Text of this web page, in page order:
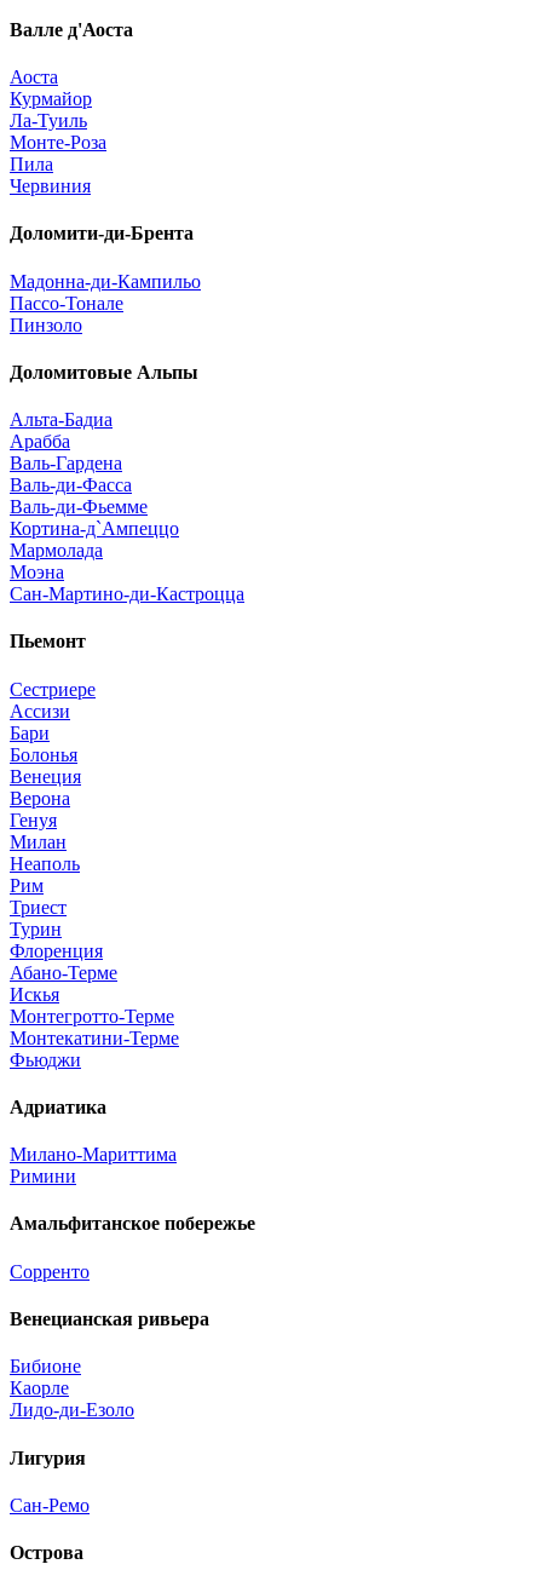
Валле д'Аоста
Аоста
Курмайор
Ла-Туиль
Монте-Роза
Пила
Червиния
Доломити-ди-Брента
Мадонна-ди-Кампильо
Пассо-Тонале
Пинзоло
Доломитовые Альпы
Альта-Бадиа
Арабба
Валь-Гардена
Валь-ди-Фасса
Валь-ди-Фьемме
Кортина-д`Ампеццо
Мармолада
Моэна
Сан-Мартино-ди-Кастроцца
Пьемонт
Сестриере
Ассизи
Бари
Болонья
Венеция
Верона
Генуя
Милан
Неаполь
Рим
Триест
Турин
Флоренция
Абано-Терме
Искья
Монтегротто-Терме
Монтекатини-Терме
Фьюджи
Адриатика
Милано-Мариттима
Римини
Амальфитанское побережье
Сорренто
Венецианская ривьера
Бибионе
Каорле
Лидо-ди-Езоло
Лигурия
Сан-Ремо
Острова